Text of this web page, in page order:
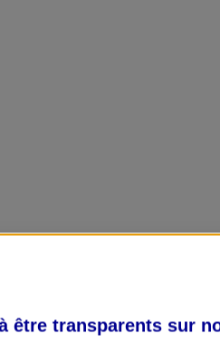
être transparents sur